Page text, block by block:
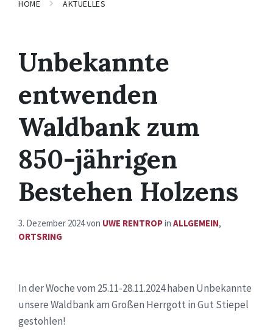
HOME AKTUELLES
Unbekannte
entwenden
Waldbank zum
850-jährigen
Bestehen Holzens
3. Dezember 2024von UWE RENTROPin ALLGEMEIN,
ORTSRING
In der Woche vom 25.11-28.11.2024 haben Unbekannte
unsere Waldbank am Großen Herrgott in Gut Stiepel
gestohlen!